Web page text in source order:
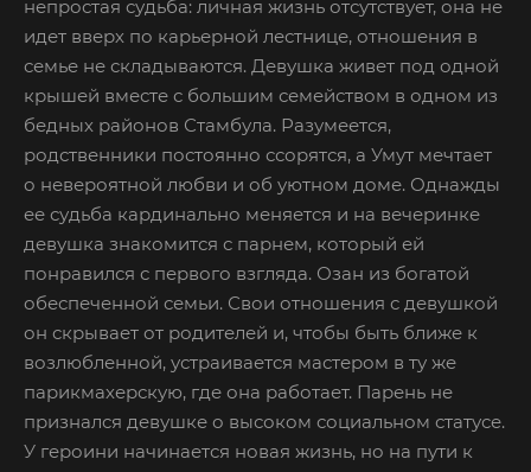
непростая судьба: личная жизнь отсутствует, она не
идет вверх по карьерной лестнице, отношения в
семье не складываются. Девушка живет под одной
крышей вместе с большим семейством в одном из
бедных районов Стамбула. Разумеется,
родственники постоянно ссорятся, а Умут мечтает
о невероятной любви и об уютном доме. Однажды
ее судьба кардинально меняется и на вечеринке
девушка знакомится с парнем, который ей
понравился с первого взгляда. Озан из богатой
обеспеченной семьи. Свои отношения с девушкой
он скрывает от родителей и, чтобы быть ближе к
возлюбленной, устраивается мастером в ту же
парикмахерскую, где она работает. Парень не
признался девушке о высоком социальном статусе.
У героини начинается новая жизнь, но на пути к